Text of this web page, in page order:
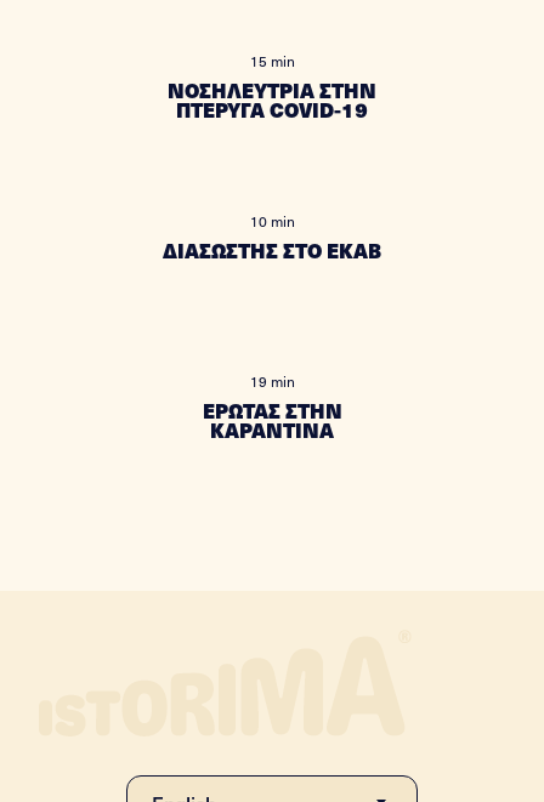
15 min
ΝΟΣΗΛΕΥΤΡΙΑ ΣΤΗΝ
ΠΤΕΡΥΓΑ COVID-19
10 min
ΔΙΑΣΩΣΤΗΣ ΣΤΟ ΕΚΑΒ
19 min
ΕΡΩΤΑΣ ΣΤΗΝ
ΚΑΡΑΝΤΙΝΑ